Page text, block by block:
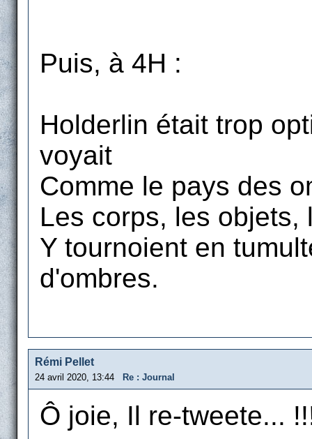
Puis, à 4H :
Holderlin était trop
voyait
Comme le pays des
Les corps, les
Y tournoient en
d'ombres.
Rémi Pellet
24 avril 2020, 13:44 Re : Journal
Ô joie, Il re-tweete...